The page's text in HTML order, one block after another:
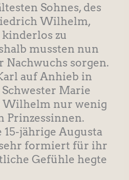
Sohnes, des
Wilhelm,
zu
mussten nun
Nachwuchs sorgen.
auf Anhieb in
Marie
Wilhelm nur wenig
Prinzessinnen.
15-jährige Augusta
formiert für ihr
Gefühle hegte